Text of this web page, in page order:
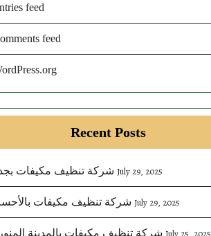
feed
feed
Recent Posts
شركة تنظيف مكيفات July 29, 2025
شركة تنظيف مكيفات July 29, 2025
شركة تنظيف مكيفات بالمدينة July 25, 2025